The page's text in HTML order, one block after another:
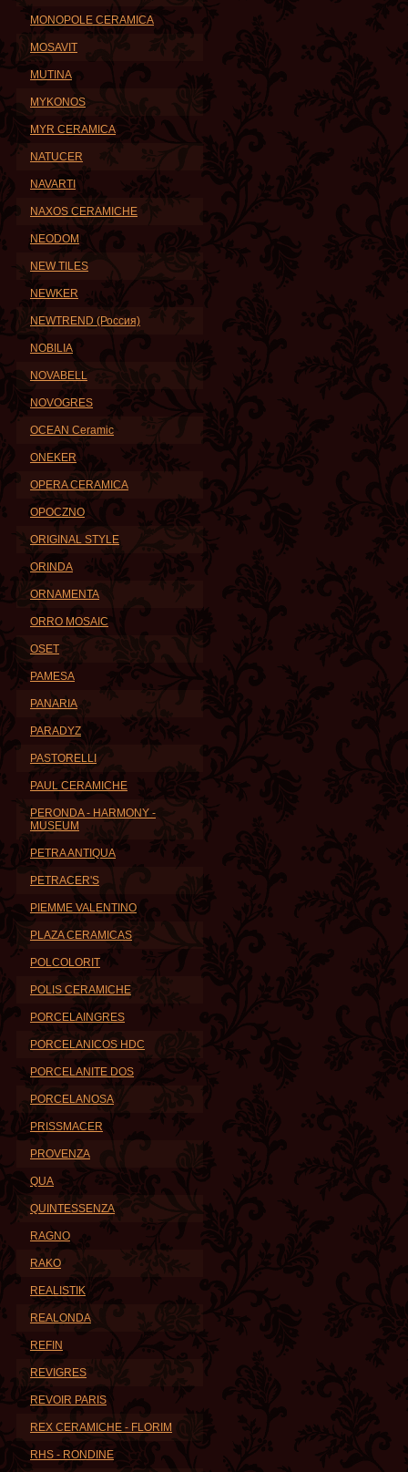
MONOPOLE CERAMICA
MOSAVIT
MUTINA
MYKONOS
MYR CERAMICA
NATUCER
NAVARTI
NAXOS CERAMICHE
NEODOM
NEW TILES
NEWKER
NEWTREND (Россия)
NOBILIA
NOVABELL
NOVOGRES
OCEAN Ceramic
ONEKER
OPERA CERAMICA
OPOCZNO
ORIGINAL STYLE
ORINDA
ORNAMENTA
ORRO MOSAIC
OSET
PAMESA
PANARIA
PARADYZ
PASTORELLI
PAUL CERAMICHE
PERONDA - HARMONY -
MUSEUM
PETRA ANTIQUA
PETRACER'S
PIEMME VALENTINO
PLAZA CERAMICAS
POLCOLORIT
POLIS CERAMICHE
PORCELAINGRES
PORCELANICOS HDC
PORCELANITE DOS
PORCELANOSA
PRISSMACER
PROVENZA
QUA
QUINTESSENZA
RAGNO
RAKO
REALISTIK
REALONDA
REFIN
REVIGRES
REVOIR PARIS
REX CERAMICHE - FLORIM
RHS - RONDINE